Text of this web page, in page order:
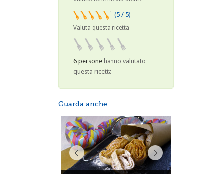
(5 / 5)
Valuta questa ricetta
6 personehanno valutato
questa ricetta
Guarda anche: